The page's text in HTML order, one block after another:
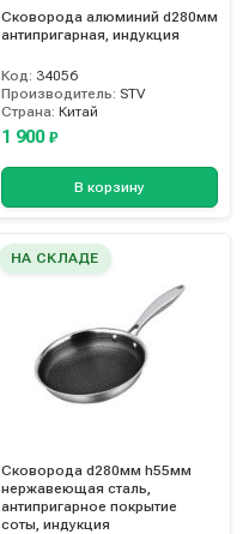
Сковорода алюминий d280мм
антипригарная, индукция
Код: 34056
Производитель: STV
Страна: Китай
1 900 ₽
В корзину
НА СКЛАДЕ
Сковорода d280мм h55мм
нержавеющая сталь,
антипригарное покрытие
соты, индукция